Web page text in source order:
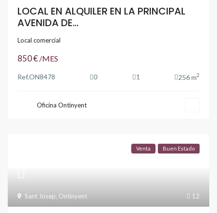
LOCAL EN ALQUILER EN LA PRINCIPAL
AVENIDA DE...
Local comercial
850 € /MES
Ref.ON8478 0 1 256 m2
Oficina Ontinyent
12
Sant Josep, Ontinyent
Venta Buen Estado